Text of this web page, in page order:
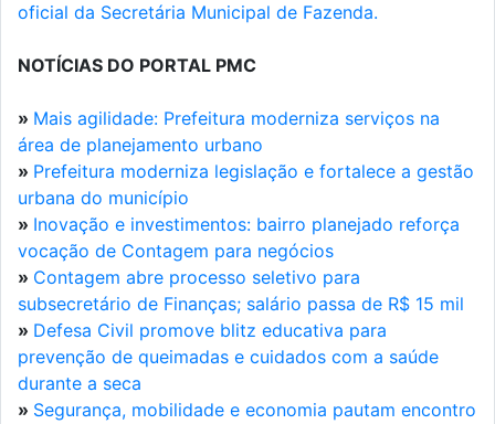
oficial da Secretária Municipal de Fazenda.
NOTÍCIAS DO PORTAL PMC
» Mais agilidade: Prefeitura moderniza serviços na
área de planejamento urbano
» Prefeitura moderniza legislação e fortalece a gestão
urbana do município
» Inovação e investimentos: bairro planejado reforça
vocação de Contagem para negócios
» Contagem abre processo seletivo para
subsecretário de Finanças; salário passa de R$ 15 mil
» Defesa Civil promove blitz educativa para
prevenção de queimadas e cuidados com a saúde
durante a seca
» Segurança, mobilidade e economia pautam encontro